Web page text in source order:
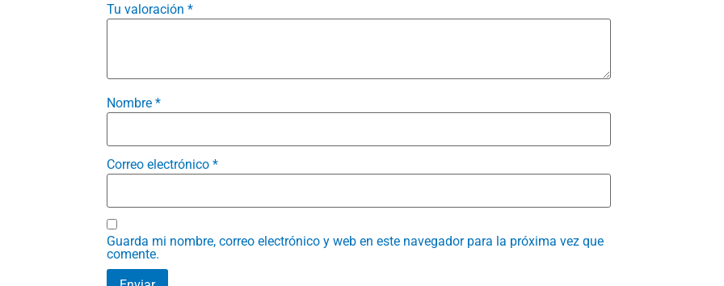
Tu valoración *
Nombre *
Correo electrónico *
Guarda mi nombre, correo electrónico y web en este navegador para la próxima vez que
comente.